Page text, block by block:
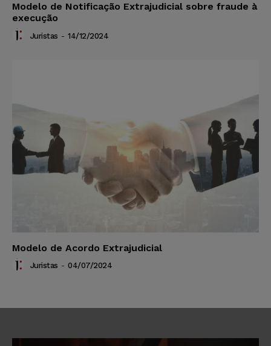
Modelo de Notificação Extrajudicial sobre fraude à
execução
Juristas - 14/12/2024
Modelo de Acordo Extrajudicial
Juristas - 04/07/2024